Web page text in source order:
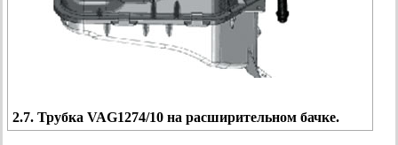
2.7. Трубка VAG1274/10 на расширительном бачке.